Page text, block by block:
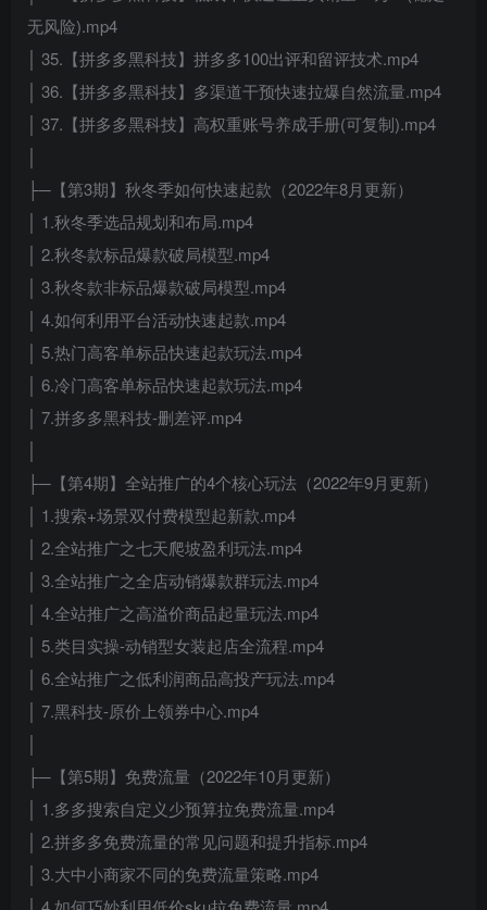
无风险).mp4
│ 35.【拼多多黑科技】拼多多100出评和留评技术.mp4
│ 36.【拼多多黑科技】多渠道干预快速拉爆自然流量.mp4
│ 37.【拼多多黑科技】高权重账号养成手册(可复制).mp4
│
├─【第3期】秋冬季如何快速起款（2022年8月更新）
│ 1.秋冬季选品规划和布局.mp4
│ 2.秋冬款标品爆款破局模型.mp4
│ 3.秋冬款非标品爆款破局模型.mp4
│ 4.如何利用平台活动快速起款.mp4
│ 5.热门高客单标品快速起款玩法.mp4
│ 6.冷门高客单标品快速起款玩法.mp4
│ 7.拼多多黑科技-删差评.mp4
│
├─【第4期】全站推广的4个核心玩法（2022年9月更新）
│ 1.搜索+场景双付费模型起新款.mp4
│ 2.全站推广之七天爬坡盈利玩法.mp4
│ 3.全站推广之全店动销爆款群玩法.mp4
│ 4.全站推广之高溢价商品起量玩法.mp4
│ 5.类目实操-动销型女装起店全流程.mp4
│ 6.全站推广之低利润商品高投产玩法.mp4
│ 7.黑科技-原价上领券中心.mp4
│
├─【第5期】免费流量（2022年10月更新）
│ 1.多多搜索自定义少预算拉免费流量.mp4
│ 2.拼多多免费流量的常见问题和提升指标.mp4
│ 3.大中小商家不同的免费流量策略.mp4